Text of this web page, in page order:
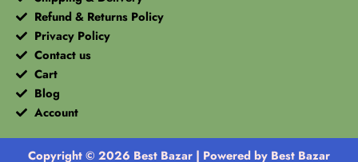
Refund & Returns Policy
Privacy Policy
Contact us
Cart
Blog
Account
Copyright © 2026 Best Bazar | Powered by Best Bazar